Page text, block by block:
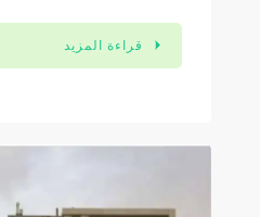
قراءة المزيد